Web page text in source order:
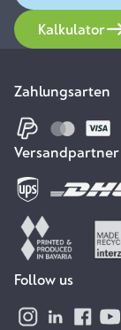
Kalkulator
Zahlungsarten
Versandpartner
Follow us